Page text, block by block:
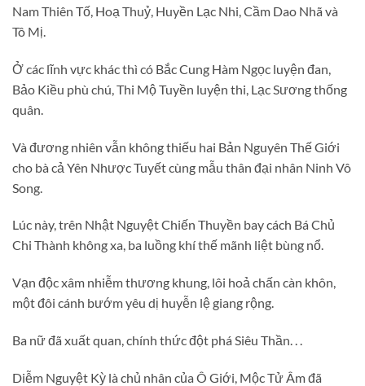
Nam Thiên Tố, Hoạ Thuỷ, Huyền Lạc Nhi, Cầm Dao Nhã và
Tô Mị.
Ở các lĩnh vực khác thì có Bắc Cung Hàm Ngọc luyện đan,
Bảo Kiều phù chú, Thi Mộ Tuyền luyện thi, Lạc Sương thống
quân.
Và đương nhiên vẫn không thiếu hai Bản Nguyên Thế Giới
cho bà cả Yên Nhược Tuyết cùng mẫu thân đại nhân Ninh Vô
Song.
Lúc này, trên Nhật Nguyệt Chiến Thuyền bay cách Bá Chủ
Chi Thành không xa, ba luồng khí thế mãnh liệt bùng nổ.
Vạn độc xâm nhiễm thương khung, lôi hoả chấn càn khôn,
một đôi cánh bướm yêu dị huyễn lệ giang rộng.
Ba nữ đã xuất quan, chính thức đột phá Siêu Thần. . .
Diễm Nguyệt Kỳ là chủ nhân của Ô Giới, Mộc Tử Âm đã